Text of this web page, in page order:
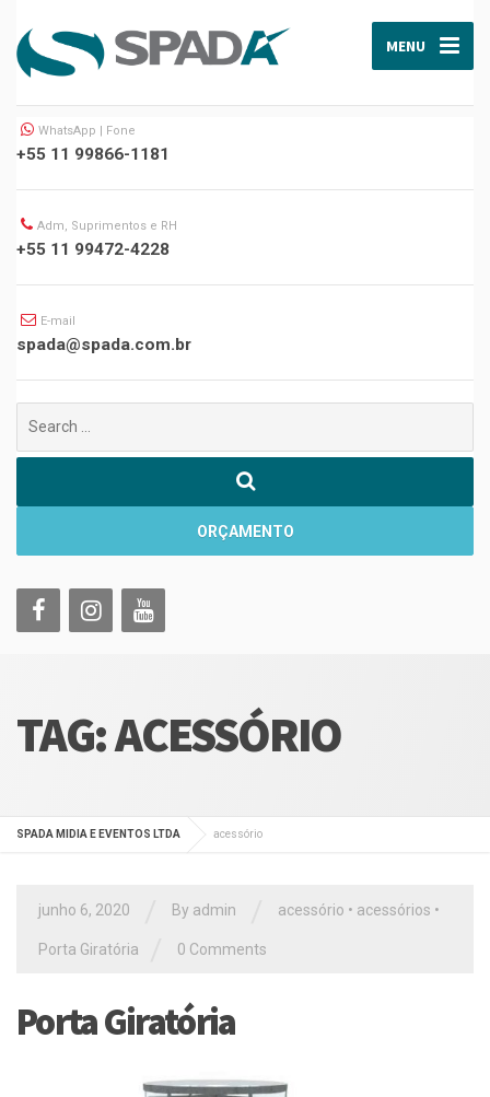
MENU
WhatsApp | Fone
+55 11 99866-1181
Adm, Suprimentos e RH
+55 11 99472-4228
E-mail
spada@spada.com.br
por:
ORÇAMENTO
TAG:ACESSÓRIO
SPADA MIDIA E EVENTOS LTDA acessório
junho 6, 2020 By admin acessório • acessórios •
Porta Giratória 0 Comments
Porta Giratória